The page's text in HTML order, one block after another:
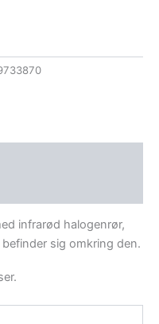
infrarød halogenrør,
sig omkring den.